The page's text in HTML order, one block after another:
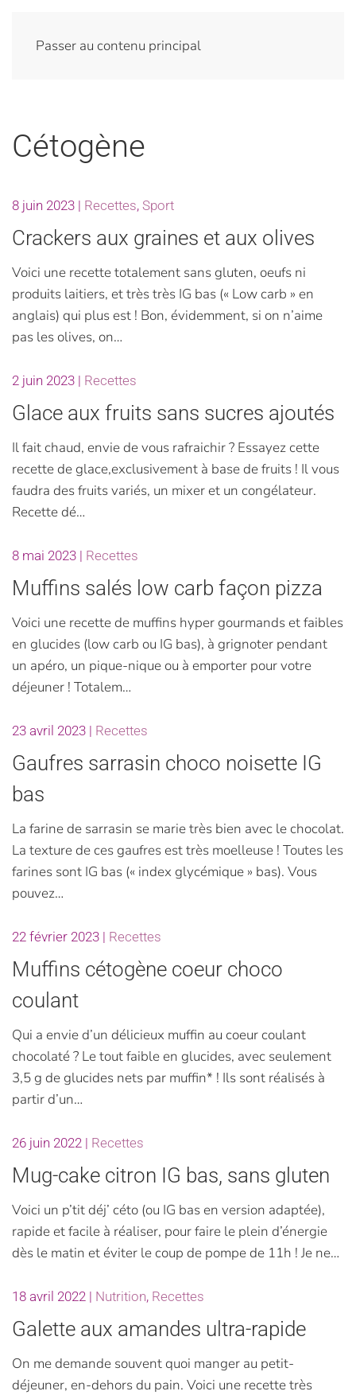
Passer au contenu principal
Cétogène
8 juin 2023 | Recettes, Sport
Crackers aux graines et aux olives
Voici une recette totalement sans gluten, oeufs ni
produits laitiers, et très très IG bas (« Low carb » en
anglais) qui plus est ! Bon, évidemment, si on n’aime
pas les olives, on…
2 juin 2023 | Recettes
Glace aux fruits sans sucres ajoutés
Il fait chaud, envie de vous rafraichir ? Essayez cette
recette de glace,exclusivement à base de fruits ! Il vous
faudra des fruits variés, un mixer et un congélateur.
Recette dé…
8 mai 2023 | Recettes
Muffins salés low carb façon pizza
Voici une recette de muffins hyper gourmands et faibles
en glucides (low carb ou IG bas), à grignoter pendant
un apéro, un pique-nique ou à emporter pour votre
déjeuner ! Totalem…
23 avril 2023 | Recettes
Gaufres sarrasin choco noisette IG
bas
La farine de sarrasin se marie très bien avec le chocolat.
La texture de ces gaufres est très moelleuse ! Toutes les
farines sont IG bas (« index glycémique » bas). Vous
pouvez…
22 février 2023 | Recettes
Muffins cétogène coeur choco
coulant
Qui a envie d’un délicieux muffin au coeur coulant
chocolaté ? Le tout faible en glucides, avec seulement
3,5 g de glucides nets par muffin* ! Ils sont réalisés à
partir d’un…
26 juin 2022 | Recettes
Mug-cake citron IG bas, sans gluten
Voici un p’tit déj’ céto (ou IG bas en version adaptée),
rapide et facile à réaliser, pour faire le plein d’énergie
dès le matin et éviter le coup de pompe de 11h ! Je ne…
18 avril 2022 | Nutrition, Recettes
Galette aux amandes ultra-rapide
On me demande souvent quoi manger au petit-
déjeuner, en-dehors du pain. Voici une recette très